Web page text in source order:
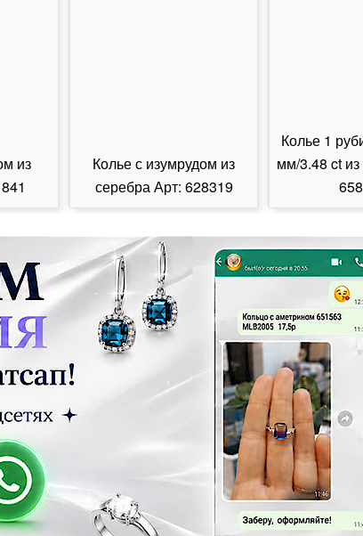
из
Колье с изумрудом из
серебра Арт: 628319
Колье 1
мм/3.48 ct